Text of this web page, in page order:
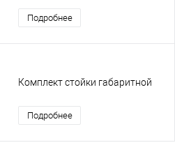
Подробнее
Комплект стойки габаритной
Подробнее